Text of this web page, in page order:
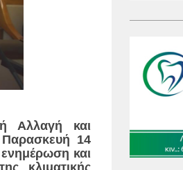
Αλλαγή και
14
και